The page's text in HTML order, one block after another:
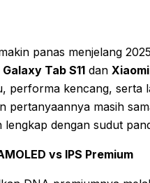
panas menjelang
Tab S11 dan
performa kencang, serta
pertanyaannya masih
lengkap dengan sudut
vs IPS Premium